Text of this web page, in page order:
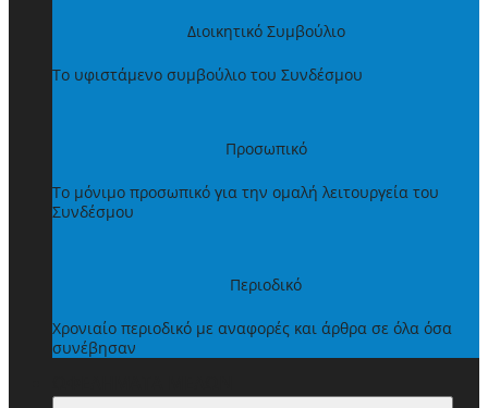
Διοικητικό Συμβούλιο
Το υφιστάμενο συμβούλιο του Συνδέσμου
Προσωπικό
Το μόνιμο προσωπικό για την ομαλή λειτουργεία του
Συνδέσμου
Περιοδικό
Χρονιαίο περιοδικό με αναφορές και άρθρα σε όλα όσα
συνέβησαν